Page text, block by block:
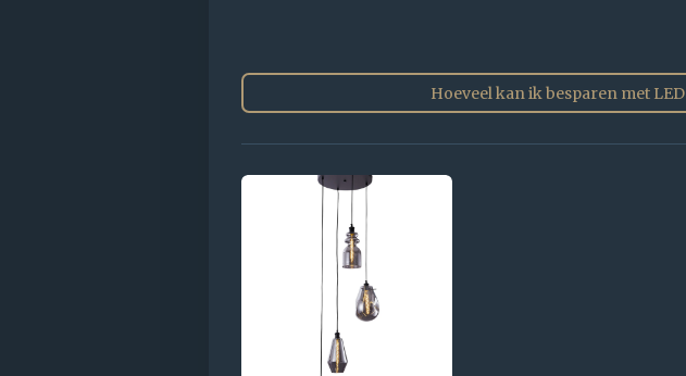
Hoeveel kan ik besparen met LED